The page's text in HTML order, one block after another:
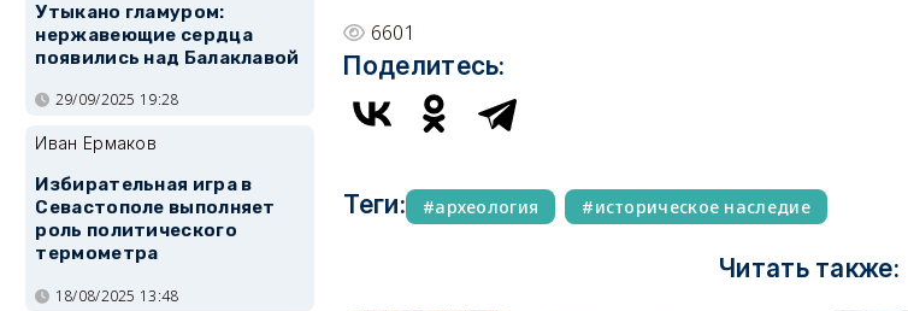
6601
Поделитесь:
Теги: археология историческое наследие
Читать также:
Утыкано гламуром:
нержавеющие сердца
появились над Балаклавой
29/09/2025 19:28
Иван Ермаков
Избирательная игра в
Севастополе выполняет
роль политического
термометра
18/08/2025 13:48